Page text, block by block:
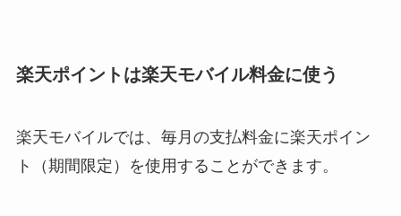
楽天ポイントは楽天モバイル料金に使う
楽天モバイルでは、毎月の支払料金に楽天ポイン
ト（期間限定）を使用することができます。